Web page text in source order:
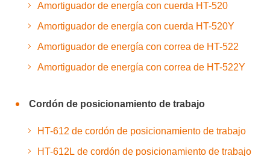
Amortiguador de energía con cuerda HT-520
Amortiguador de energía con cuerda HT-520Y
Amortiguador de energía con correa de HT-522
Amortiguador de energía con correa de HT-522Y
Cordón de posicionamiento de trabajo
HT-612 de cordón de posicionamiento de trabajo
HT-612L de cordón de posicionamiento de trabajo